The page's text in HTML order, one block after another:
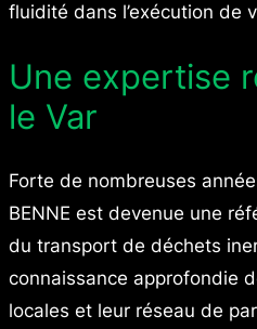
fluidité dans l’exécution de
Une expertise
le Var
Forte de nombreuses
BENNE est devenue une
du transport de déchets
connaissance approfondie
locales et leur réseau de